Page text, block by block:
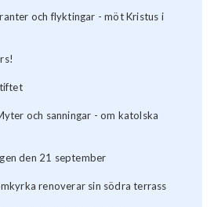
och flyktingar - möt Kristus i
och sanningar - om katolska
den 21 september
renoverar sin södra terrass